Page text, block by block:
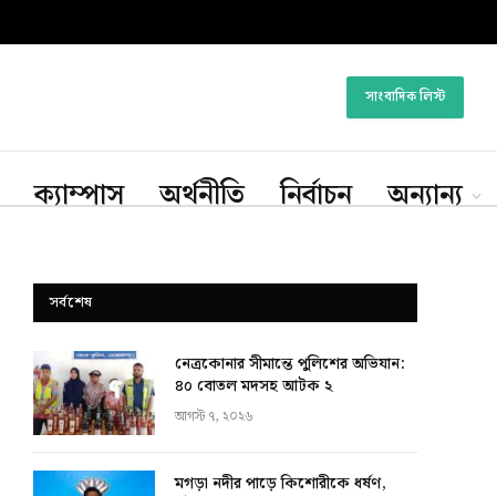
সাংবাদিক লিস্ট
ক্যাম্পাস অর্থনীতি নির্বাচন অন্যান্য
সর্বশেষ
নেত্রকোনার সীমান্তে পুলিশের অভিযান:
৪০ বোতল মদসহ আটক ২
আগস্ট ৭, ২০২৬
মগড়া নদীর পাড়ে কিশোরীকে ধর্ষণ,